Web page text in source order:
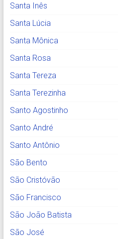
Santa Inês
Santa Lúcia
Santa Mônica
Santa Rosa
Santa Tereza
Santa Terezinha
Santo Agostinho
Santo André
Santo Antônio
São Bento
São Cristóvão
São Francisco
São João Batista
São José